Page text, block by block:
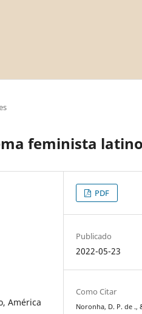
feminista
América
PDF
Publicado
2022-05-23
Como Citar
Noronha, D. P. de .,